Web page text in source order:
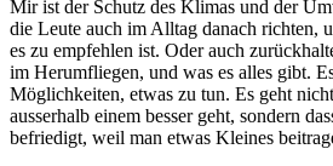
Mir ist der Schutz des Klimas und der
die Leute auch im Alltag danach richten,
es zu empfehlen ist. Oder auch
im Herumfliegen, und was es alles gibt.
Möglichkeiten, etwas zu tun. Es geht
ausserhalb einem besser geht, sondern
befriedigt, weil man etwas Kleines